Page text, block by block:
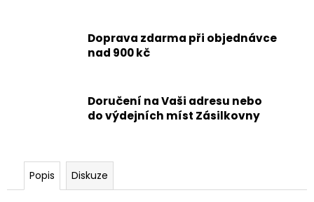
Doprava zdarma při objednávce
nad 900 kč
Doručení na Vaši adresu nebo
do výdejních míst Zásilkovny
Popis Diskuze